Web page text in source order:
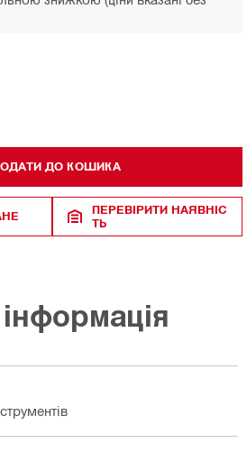
ДО КОШИКА
ПЕРЕВІРИТИ НАЯВНІС
ТЬ